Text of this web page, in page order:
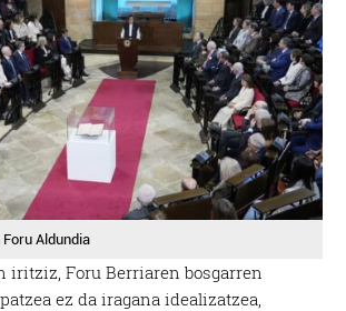
Aldundia
iritziz, Foru Berriaren bosgarren
ez da iragana idealizatzea,